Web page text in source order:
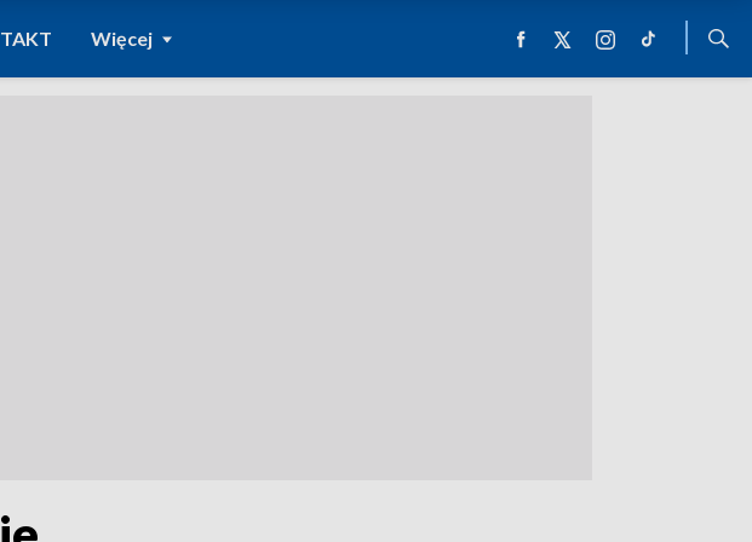
Więcej